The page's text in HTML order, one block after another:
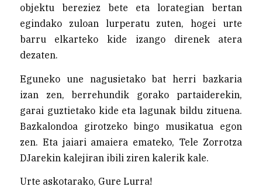
objektu bereziez bete eta lorategian bertan
egindako zuloan lurperatu zuten, hogei urte
barru elkarteko kide izango direnek atera
dezaten.
Eguneko une nagusietako bat herri bazkaria
izan zen, berrehundik gorako partaiderekin,
garai guztietako kide eta lagunak bildu zituena.
Bazkalondoa girotzeko bingo musikatua egon
zen. Eta jaiari amaiera emateko, Tele Zorrotza
DJarekin kalejiran ibili ziren kalerik kale.
Urte askotarako, Gure Lurra!